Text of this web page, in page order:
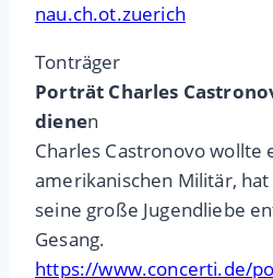
nau.ch.ot.zuerich
Tonträger
Porträt Charles
dienen
Charles Castronovo wollte
amerikanischen Militär,
seine große Jugendliebe
Gesang.
https://www.concerti.de/